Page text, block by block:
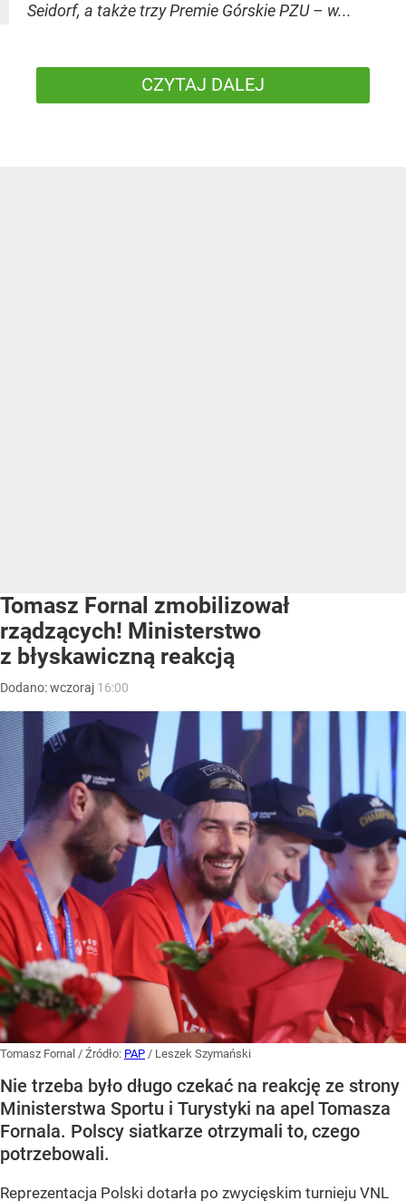
Seidorf, a także trzy Premie Górskie PZU – w...
CZYTAJ DALEJ
Tomasz Fornal zmobilizował
rządzących! Ministerstwo
z błyskawiczną reakcją
Dodano:wczoraj 16:00
Tomasz Fornal / Źródło: PAP / Leszek Szymański
Nie trzeba było długo czekać na reakcję ze strony
Ministerstwa Sportu i Turystyki na apel Tomasza
Fornala. Polscy siatkarze otrzymali to, czego
potrzebowali.
Reprezentacja Polski dotarła po zwycięskim turnieju VNL